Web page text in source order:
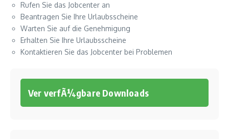
Rufen Sie das Jobcenter an
Beantragen Sie Ihre Urlaubsscheine
Warten Sie auf die Genehmigung
Erhalten Sie Ihre Urlaubsscheine
Kontaktieren Sie das Jobcenter bei Problemen
Ver verfÃ¼gbare Downloads